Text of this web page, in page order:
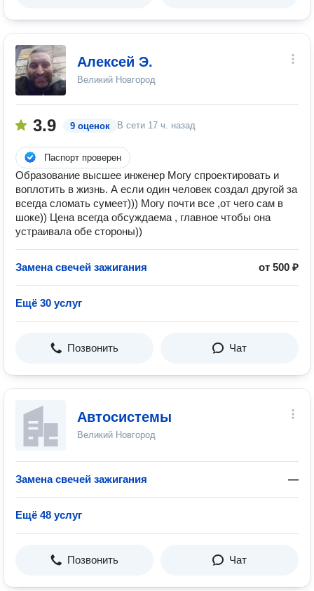
Алексей Э.
Великий Новгород
3.9 9 оценок В сети 17 ч. назад
Паспорт проверен
Образование высшее инженер Могу спроектировать и
воплотить в жизнь. А если один человек создал другой за
всегда сломать сумеет))) Могу почти все ,от чего сам в
шоке)) Цена всегда обсуждаема , главное чтобы она
устраивала обе стороны))
Замена свечей зажигания от 500 ₽
Ещё 30 услуг
Позвонить Чат
Автосистемы
Великий Новгород
Замена свечей зажигания —
Ещё 48 услуг
Позвонить Чат